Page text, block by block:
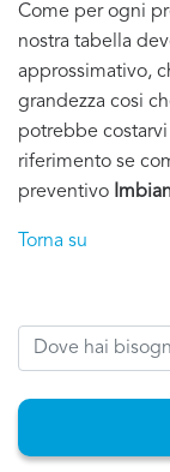
Come per ogni
nostra tabella
approssimativo,
grandezza cosi
potrebbe
riferimento se
preventivo
Torna su